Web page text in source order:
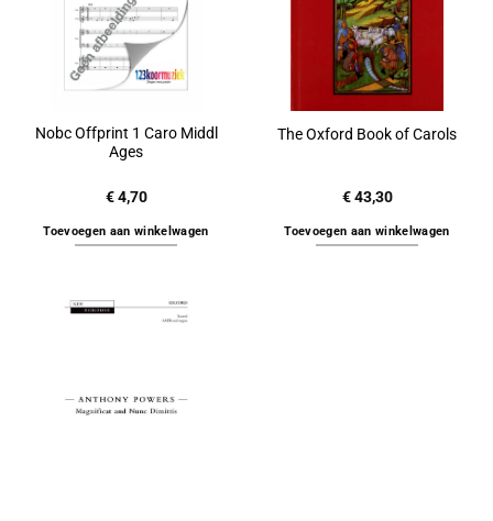
Nobc Offprint 1 Caro Middl
Ages
€4,70
Toevoegen aan winkelwagen
The Oxford Book of Carols
€43,30
Toevoegen aan winkelwagen